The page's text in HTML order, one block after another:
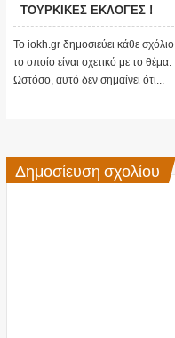
ΤΟΥΡΚΙΚΕΣ ΕΚΛΟΓΕΣ !
Το iokh.gr δημοσιεύει κάθε σχόλιο
το οποίο είναι σχετικό με το θέμα.
Ωστόσο, αυτό δεν σημαίνει ότι...
Δημοσίευση σχολίου